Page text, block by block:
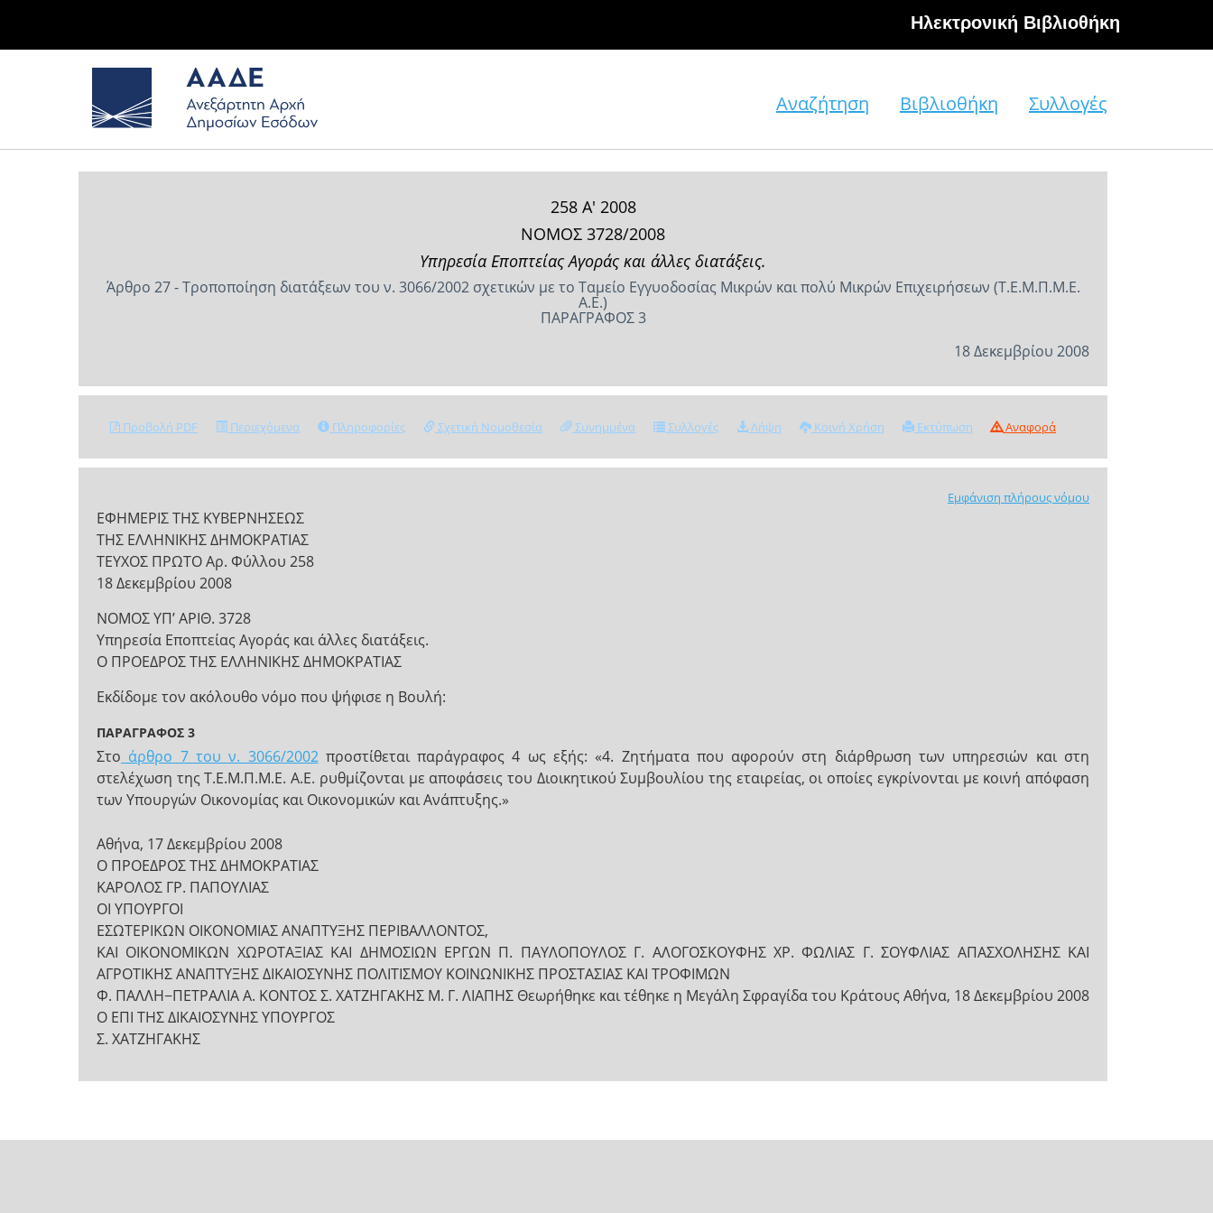
Hλεκτρονική Βιβλιοθήκη
Αναζήτηση Βιβλιοθήκη Συλλογές
258 Α' 2008
ΝΟΜΟΣ 3728/2008
Υπηρεσία Εποπτείας Αγοράς και άλλες διατάξεις.
Άρθρο 27 - Τροποποίηση διατάξεων του ν. 3066/2002 σχετικών με το Ταμείο Εγγυοδοσίας Μικρών και πολύ Μικρών Επιχειρήσεων (Τ.Ε.Μ.Π.Μ.Ε.
Α.Ε.)
ΠΑΡΑΓΡΑΦΟΣ 3
18 Δεκεμβρίου 2008
Προβολή PDF Περιεχόμενα Πληροφορίες Σχετική Νομοθεσία Συνημμένα Συλλογές Λήψη Κοινή Χρήση Εκτύπωση Αναφορά
Εμφάνιση πλήρους νόμου
ΕΦΗΜΕΡΙΣ ΤΗΣ ΚΥΒΕΡΝΗΣΕΩΣ
ΤΗΣ ΕΛΛΗΝΙΚΗΣ ΔΗΜΟΚΡΑΤΙΑΣ
ΤΕΥΧΟΣ ΠΡΩΤΟ Αρ. Φύλλου 258
18 Δεκεμβρίου 2008
ΝΟΜΟΣ ΥΠ’ ΑΡΙΘ. 3728
Υπηρεσία Εποπτείας Αγοράς και άλλες διατάξεις.
Ο ΠΡΟΕΔΡΟΣ ΤΗΣ ΕΛΛΗΝΙΚΗΣ ΔΗΜΟΚΡΑΤΙΑΣ
Εκδίδομε τον ακόλουθο νόμο που ψήφισε η Βουλή:
ΠΑΡΑΓΡΑΦΟΣ 3
Στο άρθρο 7 του ν. 3066/2002προστίθεται παράγραφος 4 ως εξής: «4. Ζητήματα που αφορούν στη διάρθρωση των υπηρεσιών και στη
στελέχωση της Τ.Ε.Μ.Π.Μ.Ε. Α.Ε. ρυθμίζονται με αποφάσεις του Διοικητικού Συμβουλίου της εταιρείας, οι οποίες εγκρίνονται με κοινή απόφαση
των Υπουργών Οικονομίας και Οικονομικών και Ανάπτυξης.»
Aθήνα, 17 Δεκεμβρίου 2008
Ο ΠΡΟΕΔΡΟΣ ΤΗΣ ΔΗΜΟΚΡΑΤΙΑΣ
ΚΑΡΟΛΟΣ ΓΡ. ΠΑΠΟΥΛΙΑΣ
ΟΙ ΥΠΟΥΡΓΟΙ
ΕΣΩΤΕΡΙΚΩΝ ΟΙΚΟΝΟΜΙΑΣ ΑΝΑΠΤΥΞΗΣ ΠΕΡΙΒΑΛΛΟΝΤΟΣ,
ΚΑΙ ΟΙΚΟΝΟΜΙΚΩΝ ΧΩΡΟΤΑΞΙΑΣ ΚΑΙ ΔΗΜΟΣΙΩΝ ΕΡΓΩΝ Π. ΠΑΥΛΟΠΟΥΛΟΣ Γ. ΑΛΟΓΟΣΚΟΥΦΗΣ ΧΡ. ΦΩΛΙΑΣ Γ. ΣΟΥΦΛΙΑΣ ΑΠΑΣΧΟΛΗΣΗΣ ΚΑΙ
ΑΓΡΟΤΙΚΗΣ ΑΝΑΠΤΥΞΗΣ ΔΙΚΑΙΟΣΥΝΗΣ ΠΟΛΙΤΙΣΜΟΥ ΚΟΙΝΩΝΙΚΗΣ ΠΡΟΣΤΑΣΙΑΣ ΚΑΙ ΤΡΟΦΙΜΩΝ
Φ. ΠΑΛΛΗ−ΠΕΤΡΑΛΙΑ Α. ΚΟΝΤΟΣ Σ. ΧΑΤΖΗΓΑΚΗΣ Μ. Γ. ΛΙΑΠΗΣ Θεωρήθηκε και τέθηκε η Μεγάλη Σφραγίδα του Κράτους Αθήνα, 18 Δεκεμβρίου 2008
Ο ΕΠΙ ΤΗΣ ΔΙΚΑΙΟΣΥΝΗΣ ΥΠΟΥΡΓΟΣ
Σ. ΧΑΤΖΗΓΑΚΗΣ